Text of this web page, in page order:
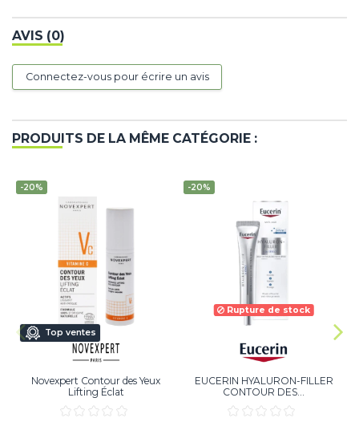
AVIS (0)
Connectez-vous pour écrire un avis
PRODUITS DE LA MÊME CATÉGORIE :
Top ventes
-20%
Novexpert Contour des Yeux
Lifting Éclat
-20%
Rupture de stock
EUCERIN HYALURON-FILLER
CONTOUR DES...